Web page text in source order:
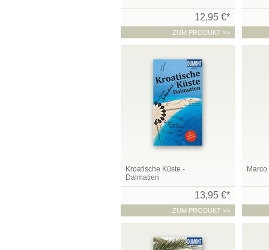
12,95 €*
ZUM PRODUKT >>
Kroatische Küste -
Dalmatien
13,95 €*
ZUM PRODUKT >>